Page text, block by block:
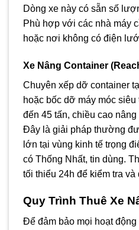
Dòng xe này có sẵn số
Phù hợp với các nhà máy
hoặc nơi không có điện
Xe Nâng Container
Chuyên xếp dỡ container
hoặc bốc dỡ máy móc
đến 45 tấn, chiều cao
Đây là giải pháp thường
lớn tại vùng kinh tế trọng
có Thống Nhất, tin dùng.
tối thiểu 24h để kiểm tra và
Quy Trình Thuê Xe
Để đảm bảo mọi hoạt